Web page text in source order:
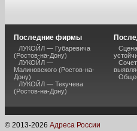
Последние фирмы
ЛУКОЙЛ — Губаревича
(Ростов-на-Дону)
ЛУКОЙЛ —
Малиновского (Ростов-на-
Дону)
ЛУКОЙЛ — Текучева
(Ростов-на-Дону)
© 2013-2026 Адреса России